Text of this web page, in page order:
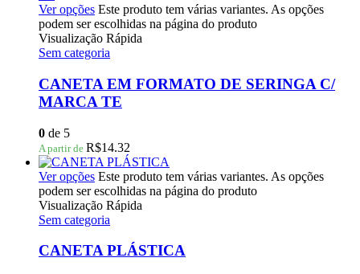
Ver opções Este produto tem várias variantes. As opções
podem ser escolhidas na página do produto
Visualização Rápida
Sem categoria
CANETA EM FORMATO DE SERINGA C/
MARCA TE
0 de 5
A partir de R$14.32
Ver opções Este produto tem várias variantes. As opções
podem ser escolhidas na página do produto
Visualização Rápida
Sem categoria
CANETA PLÁSTICA